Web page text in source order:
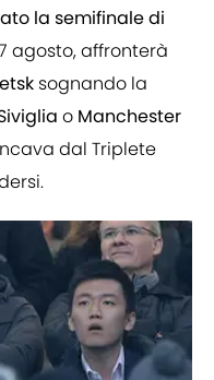
la semifinale di
agosto, affronterà
sognando la
o Manchester
dal Triplete